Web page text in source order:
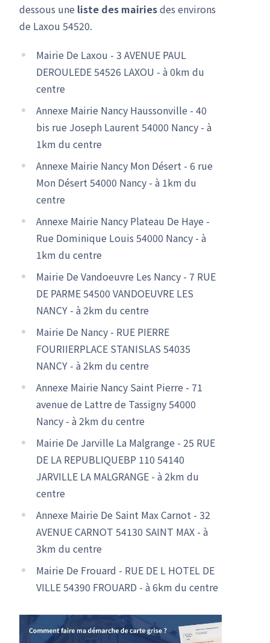
dessous une liste des mairiesdes environs
de Laxou 54520.
Mairie De Laxou - 3 AVENUE PAUL
DEROULEDE 54526 LAXOU - à 0km du
centre
Annexe Mairie Nancy Haussonville - 40
bis rue Joseph Laurent 54000 Nancy - à
1km du centre
Annexe Mairie Nancy Mon Désert - 6 rue
Mon Désert 54000 Nancy - à 1km du
centre
Annexe Mairie Nancy Plateau De Haye -
Rue Dominique Louis 54000 Nancy - à
1km du centre
Mairie De Vandoeuvre Les Nancy - 7 RUE
DE PARME 54500 VANDOEUVRE LES
NANCY - à 2km du centre
Mairie De Nancy - RUE PIERRE
FOURIIERPLACE STANISLAS 54035
NANCY - à 2km du centre
Annexe Mairie Nancy Saint Pierre - 71
avenue de Lattre de Tassigny 54000
Nancy - à 2km du centre
Mairie De Jarville La Malgrange - 25 RUE
DE LA REPUBLIQUEBP 110 54140
JARVILLE LA MALGRANGE - à 2km du
centre
Annexe Mairie De Saint Max Carnot - 32
AVENUE CARNOT 54130 SAINT MAX - à
3km du centre
Mairie De Frouard - RUE DE L HOTEL DE
VILLE 54390 FROUARD - à 6km du centre